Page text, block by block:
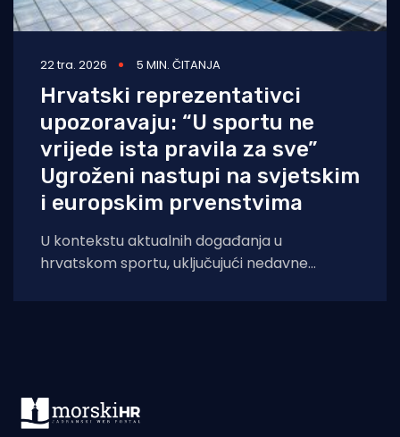
22 tra. 2026 5 MIN. ČITANJA
Hrvatski reprezentativci
upozoravaju: “U sportu ne
vrijede ista pravila za sve”
Ugroženi nastupi na svjetskim
i europskim prvenstvima
U kontekstu aktualnih događanja u
hrvatskom sportu, uključujući nedavne